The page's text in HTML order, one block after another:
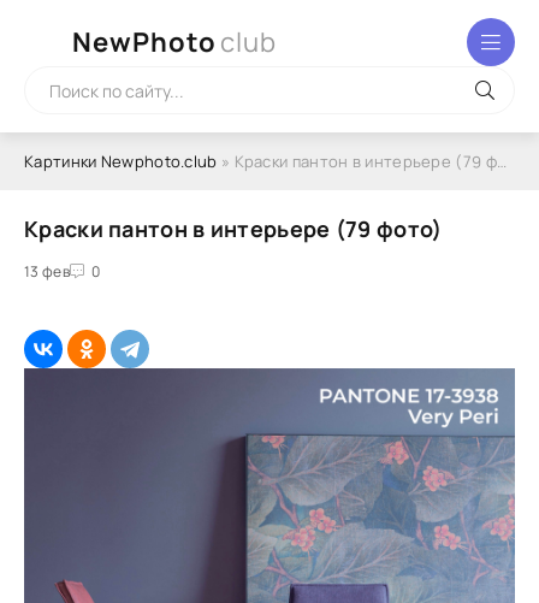
NewPhoto club
Картинки Newphoto.club » Краски пантон в интерьере (79 фото)
Краски пантон в интерьере (79 фото)
13 фев 0